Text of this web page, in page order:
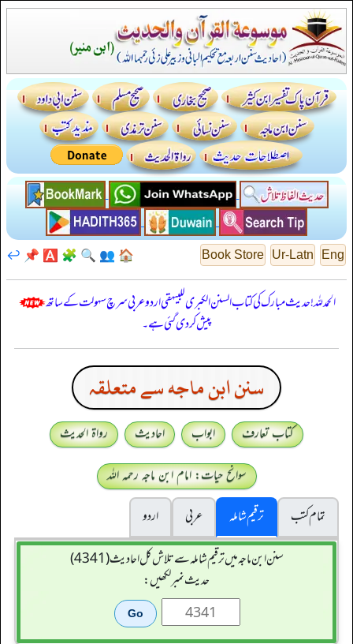
Eng
Ur-Latn
Book Store
🏠
👥
🔍
🧩
🅰️
📌
↩️
الحمدللہ! حدیث مبارک کی کتاب السنن الكبرى للبيهقي اردو عربی سرچ سہولت کے ساتھ
پیش کر دی گئی ہے۔
سنن ابن ماجه سے متعلقہ
کتاب تعارف ابواب احادیث
رواۃ الحدیث
سوانح حیات: امام ابن ماجہ رحمہ اللہ
تمام کتب
ترقیم شاملہ عربی
اردو
سنن ابن ماجہ میں ترقیم شاملہ سے تلاش کل احادیث (4341)
حدیث نمبر لکھیں: